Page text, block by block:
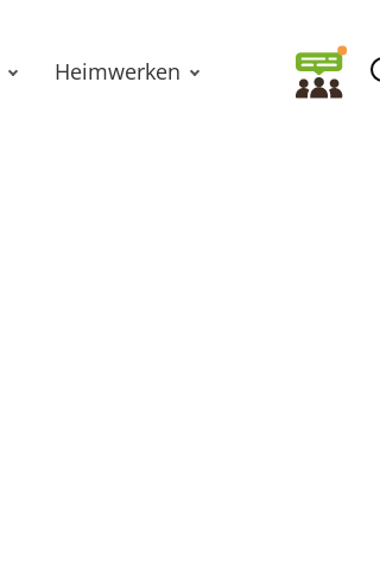
Heimwerken